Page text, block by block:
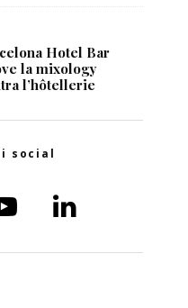
Hotel Bar
la mixology
l’hôtellerie
social